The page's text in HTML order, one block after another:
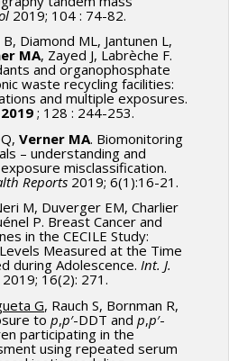
2019; 104 : 74-82.
Diamond ML, Jantunen L,
MA, Zayed J, Labrèche F.
and organophosphate
waste recycling facilities:
and multiple exposures.
2019 ; 128 : 244-253.
Verner MA. Biomonitoring
– understanding and
misclassification.
Reports 2019; 6(1):16-21.
M, Duverger EM, Charlier
P. Breast Cancer and
in the CECILE Study:
Measured at the Time
during Adolescence. Int. J.
2019; 16(2): 271.
G, Rauch S, Bornman R,
to p,p′-DDT and p,p′-
participating in the
using repeated serum